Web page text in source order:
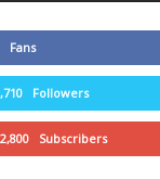
Fans
Followers
Subscribers